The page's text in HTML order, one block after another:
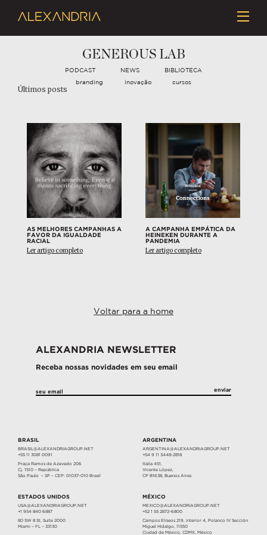
GENEROUS LAB
PODCAST NEWS BIBLIOTECA
branding inovação cursos
Últimos posts
AS MELHORES CAMPANHAS A
FAVOR DA IGUALDADE
RACIAL
Ler artigo completo
A CAMPANHA EMPÁTICA DA
HEINEKEN DURANTE A
PANDEMIA
Ler artigo completo
Voltar para a home
ALEXANDRIA NEWSLETTER
Receba nossas novidades em seu email
BRASIL
BRASIL@ALEXANDRIAGROUP.NET
+55 11 3081 0091
Praça Ramos de Azevedo 206
Cj. 1510 – República
São Paulo – SP – CEP: 01037-010 Brasil
ARGENTINA
ARGENTINA@ALEXANDRIAGROUP.NET
+54 9 11 3448-2818
Italia 451,
Vicente López,
CP B1638, Buenos Aires
ESTADOS UNIDOS
USA@ALEXANDRIAGROUP.NET
+1 954 840 6887
80 SW 8 St, Suite 2000
Miami – FL – 33130
MÉXICO
MEXICO@ALEXANDRIAGROUP.NET
+52 1 55 2872-6800
Campos Elíseos 219, interior 4, Polanco IV Sección
Miguel Hidalgo, 11550
Ciudad de México, CDMX, México